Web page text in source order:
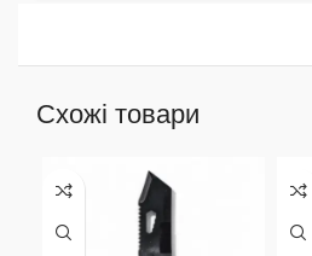
Схожі товари